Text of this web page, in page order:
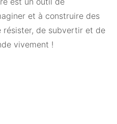
et à construire des
de subvertir et de
vivement !